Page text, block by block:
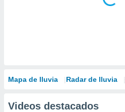
Mapa de lluvia Radar de lluvia
Videos destacados